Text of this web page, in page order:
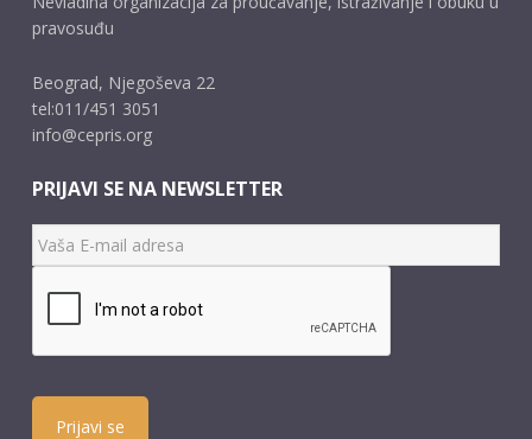
pravosuđu
Beograd, Njegoševa 22
tel:011/451 3051
info@cepris.org
PRIJAVI SE NA NEWSLETTER
Prijavi se